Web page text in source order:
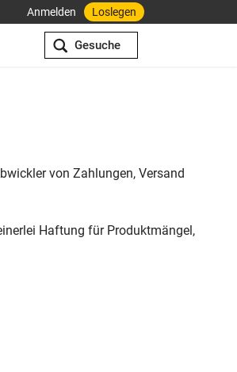
Anmelden Loslegen
Gesuche
von Zahlungen, Versand
Haftung für Produktmängel,